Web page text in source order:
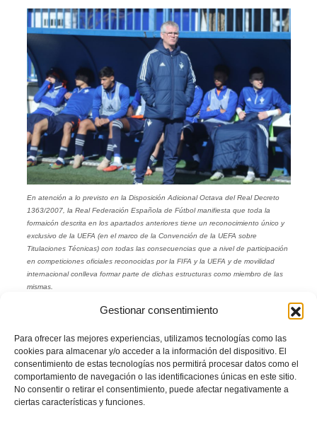
Gestionar consentimiento
Para ofrecer las mejores experiencias, utilizamos tecnologías como las
cookies para almacenar y/o acceder a la información del dispositivo. El
consentimiento de estas tecnologías nos permitirá procesar datos como el
comportamiento de navegación o las identificaciones únicas en este sitio.
No consentir o retirar el consentimiento, puede afectar negativamente a
ciertas características y funciones.
En atención a lo previsto en la Disposición Adicional Octava del Real Decreto
1363/2007, la Real Federación Española de Fútbol manifiesta que toda la
formaicón descrita en los apartados anteriores tiene un reconocimiento único y
exclusivo de la UEFA (en el marco de la Convención de la UEFA sobre
Titulaciones Técnicas) con todas las consecuencias que a nivel de participación
en competiciones oficiales reconocidas por la FIFA y la UEFA y de movilidad
internacional conlleva formar parte de dichas estructuras como miembro de las
mismas.
En este sentido debe señalarse que la UEFA y la FIFA sólo reconocen a la
ofertar dichos Diplomas y Licencias con la validez a nivel internacional que prevé
la Convención de la UEFA sobre Titulaciones Técnicas.
En cumplimiento de la Disposición Adicional Octava apartado 4 del Real Decreto
1363/2007, de 24 de octubre, por el que se establece la ordenación general de
las enseñanzas deportivas de régimen especial, se informa de que los estudios